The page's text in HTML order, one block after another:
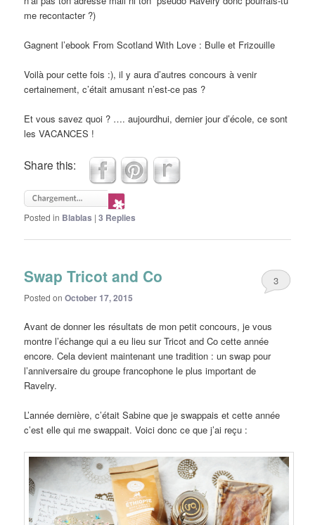
me recontacter ?)
Gagnent l’ebook From Scotland With Love : Bulle et Frizouille
Voilà pour cette fois :), il y aura d’autres concours à venir
certainement, c’était amusant n’est-ce pas ?
Et vous savez quoi ? …. aujourdhui, dernier jour d’école, ce sont
les VACANCES !
Share this:
Posted in Blablas |3 Replies
Swap Tricot and Co
Posted onOctober 17, 2015
3
Avant de donner les résultats de mon petit concours, je vous
montre l’échange qui a eu lieu sur Tricot and Co cette année
encore. Cela devient maintenant une tradition : un swap pour
l’anniversaire du groupe francophone le plus important de
Ravelry.
L’année dernière, c’était Sabine que je swappais et cette année
c’est elle qui me swappait. Voici donc ce que j’ai reçu :